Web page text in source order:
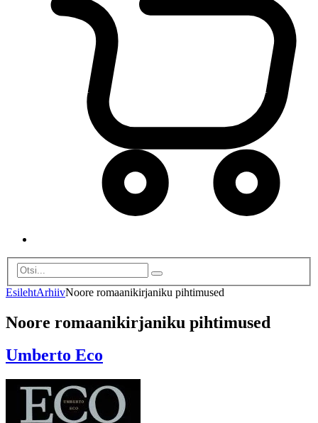
EsilehtArhiivNoore romaanikirjaniku pihtimused
Noore romaanikirjaniku pihtimused
Umberto Eco